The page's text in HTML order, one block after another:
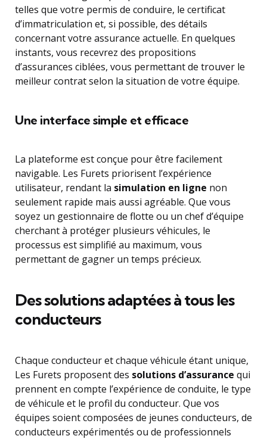
telles que votre permis de conduire, le certificat
d’immatriculation et, si possible, des détails
concernant votre assurance actuelle. En quelques
instants, vous recevrez des propositions
d’assurances ciblées, vous permettant de trouver le
meilleur contrat selon la situation de votre équipe.
Une interface simple et efficace
La plateforme est conçue pour être facilement
navigable. Les Furets priorisent l’expérience
utilisateur, rendant la simulation en ligne non
seulement rapide mais aussi agréable. Que vous
soyez un gestionnaire de flotte ou un chef d’équipe
cherchant à protéger plusieurs véhicules, le
processus est simplifié au maximum, vous
permettant de gagner un temps précieux.
Des solutions adaptées à tous les
conducteurs
Chaque conducteur et chaque véhicule étant unique,
Les Furets proposent des solutions d’assurance qui
prennent en compte l’expérience de conduite, le type
de véhicule et le profil du conducteur. Que vos
équipes soient composées de jeunes conducteurs, de
conducteurs expérimentés ou de professionnels